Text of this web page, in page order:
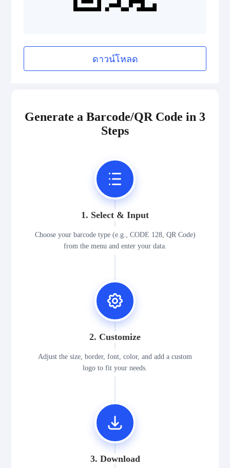
Pharmazentralnummer (PZN)
ดาวน์โหลด
Generate a Barcode/QR Code in 3
Steps
1. Select & Input
Choose your barcode type (e.g., CODE 128, QR Code)
from the menu and enter your data.
2. Customize
Adjust the size, border, font, color, and add a custom
logo to fit your needs.
3. Download